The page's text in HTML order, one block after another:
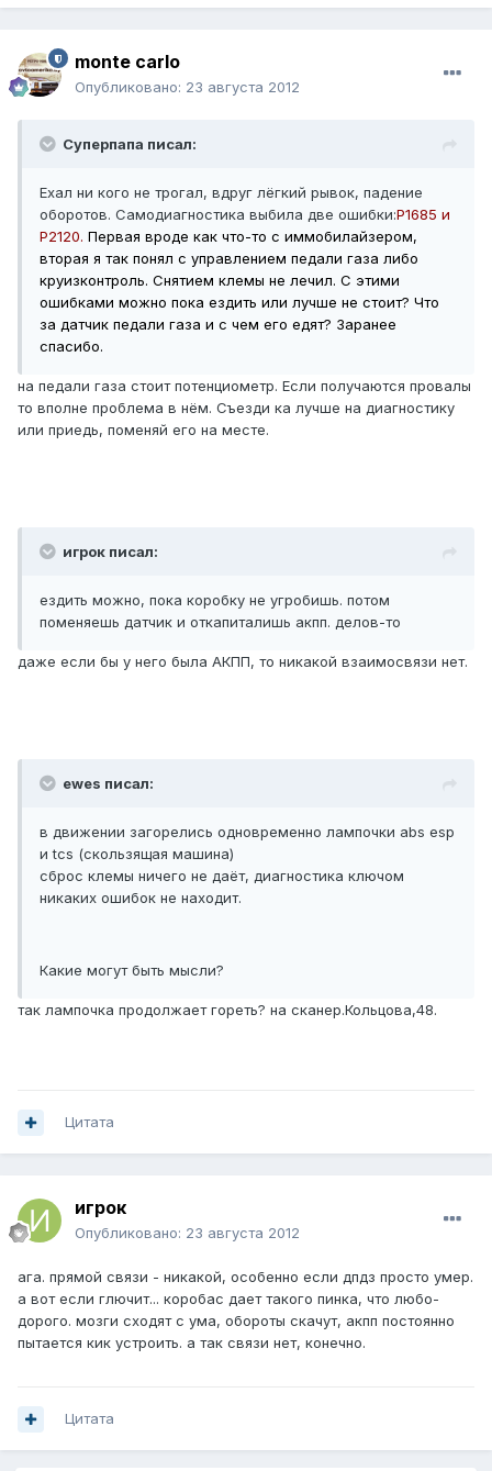
monte carlo
Опубликовано: 23 августа 2012
Суперпапа писал:
Ехал ни кого не трогал, вдруг лёгкий рывок, падение
оборотов. Самодиагностика выбила две ошибки:P1685 и
P2120. Первая вроде как что-то с иммобилайзером,
вторая я так понял с управлением педали газа либо
круизконтроль. Снятием клемы не лечил. С этими
ошибками можно пока ездить или лучше не стоит? Что
за датчик педали газа и с чем его едят? Заранее
спасибо.
на педали газа стоит потенциометр. Если получаются провалы
то вполне проблема в нём. Съезди ка лучше на диагностику
или приедь, поменяй его на месте.
игрок писал:
ездить можно, пока коробку не угробишь. потом
поменяешь датчик и откапиталишь акпп. делов-то
даже если бы у него была АКПП, то никакой взаимосвязи нет.
ewes писал:
в движении загорелись одновременно лампочки abs esp
и tcs (скользящая машина)
сброс клемы ничего не даёт, диагностика ключом
никаких ошибок не находит.
Какие могут быть мысли?
так лампочка продолжает гореть? на сканер.Кольцова,48.
Цитата
игрок
Опубликовано: 23 августа 2012
ага. прямой связи - никакой, особенно если дпдз просто умер.
а вот если глючит... коробас дает такого пинка, что любо-
дорого. мозги сходят с ума, обороты скачут, акпп постоянно
пытается кик устроить. а так связи нет, конечно.
Цитата